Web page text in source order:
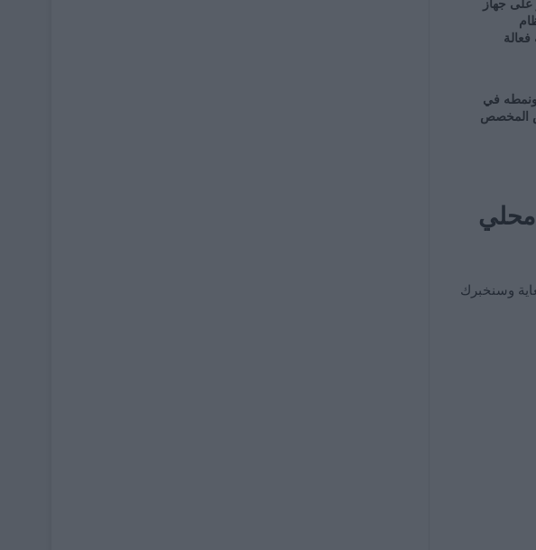
جهاز
ونمطه في
محلي
وسنخبرك